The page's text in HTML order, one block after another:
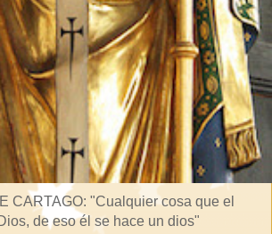
CARTAGO: "Cualquier cosa que el
de eso él se hace un dios"